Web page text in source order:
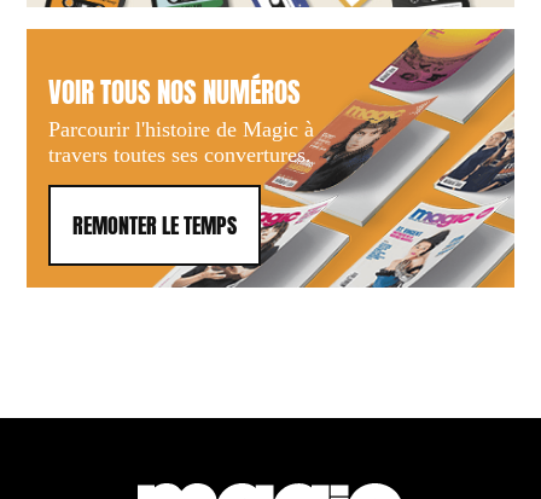
VOIR TOUS NOS NUMÉROS
Parcourir l'histoire de Magic à
travers toutes ses convertures.
REMONTER LE TEMPS